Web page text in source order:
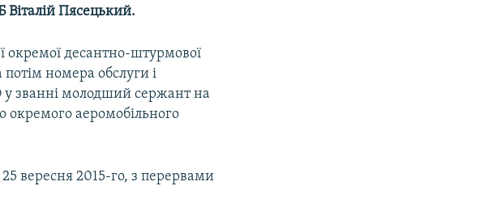
Віталій Пясецький.
окремої десантно-штурмової
потім номера обслуги і
званні молодший сержант на
окремого аеромобільного
вересня 2015-го, з перервами